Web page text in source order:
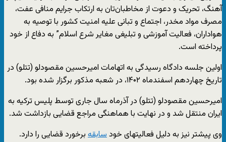
آهنگ، تحریک و دعوت از مخاطبان‌تان به ارتکاب جرایم منافی عفت،
مصرف مواد مخدر، اجتماع و تبانی علیه امنیت کشور با توصیه به
هواداران، فعالیت آموزشی و تبلیغی مغایر شرع اسلام” به دفاع از خود
پرداخته است.
اولین جلسه دادگاه رسیدگی به اتهامات امیرحسین مقصودلو (تتلو) در
تاریخ چهاردهم اسفندماه ۱۴۰۲، در شعبه مذکور برگزار شده بود.
امیرحسین مقصودلو (تتلو) در آذرماه سال جاری توسط پلیس ترکیه به
ایران منتقل شد و در نهایت با هماهنگی مراجع قضایی بازداشت شد.
وی پیشتر نیز به دلیل فعالیتهای خودسابقه برخورد قضایی را دارد.